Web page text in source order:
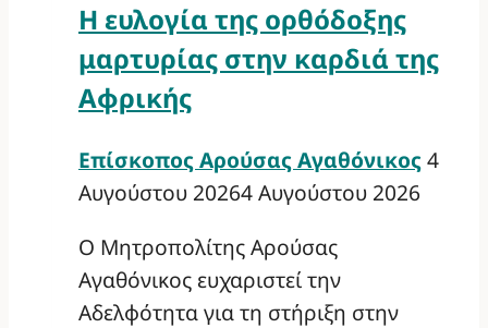
Η ευλογία της ορθόδοξης
μαρτυρίας στην καρδιά της
Αφρικής
Επίσκοπος Αρούσας Αγαθόνικος4
Αυγούστου 20264 Αυγούστου 2026
Ο Μητροπολίτης Αρούσας
Αγαθόνικος ευχαριστεί την
Αδελφότητα για τη στήριξη στην